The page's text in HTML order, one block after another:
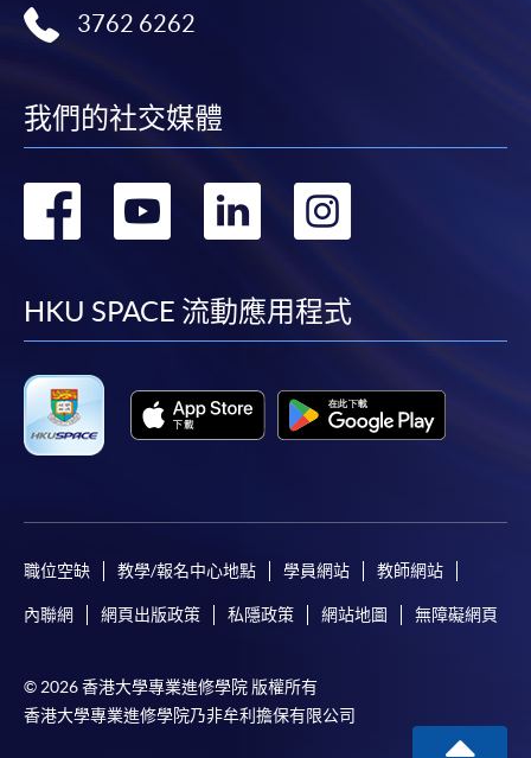
3762 6262
我們的社交媒體
轉
facebook
轉
youtube
轉
linkedin
HKU SPACE 流動應用程式
職位空缺 教學/報名中心地點 學員網站 教師網站
內聯網 網頁出版政策 私隱政策 網站地圖 無障礙網頁
© 2026 香港大學專業進修學院 版權所有
香港大學專業進修學院乃非牟利擔保有限公司